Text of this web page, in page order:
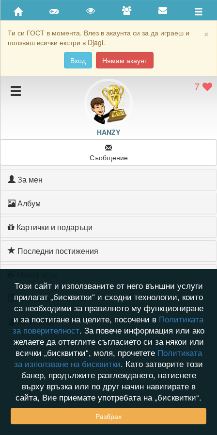
×
Ти си ГОСТ в момента. Влез в акаунта си за да играеш и
ползваш всички екстри в Djagi.
Вход
Нямам акаунт
Приятели
Хронология на игри
Подаръците на HANZY 7
HANZY
Съобщение
За мен
Албум
Картички и подаръци
Последни постижения
Хронология на игри
Активност
Този сайт и използваните от него външни услуги
прилагат „бисквитки“ и сходни технологии, които
са необходими за правилното му функциониране
и за постигане на целите, посочени в Политиката
за поверителност. За повече информация или ако
желаете да оттеглите съгласието си за някои или
всички „бисквитки“, моля, прочетете Политиката
за използване на бисквитки. Като затворите този
банер, продължите разглеждането, натиснете
върху връзка или по друг начин навигирате в
сайта, Вие приемате употребата на „бисквитки“.
Разбрах